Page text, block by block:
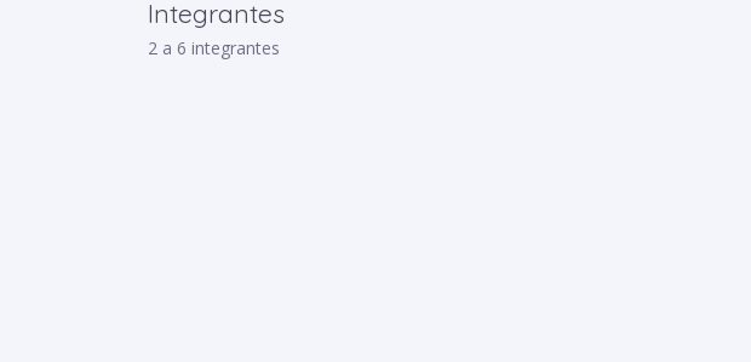
Integrantes
2 a 6 integrantes